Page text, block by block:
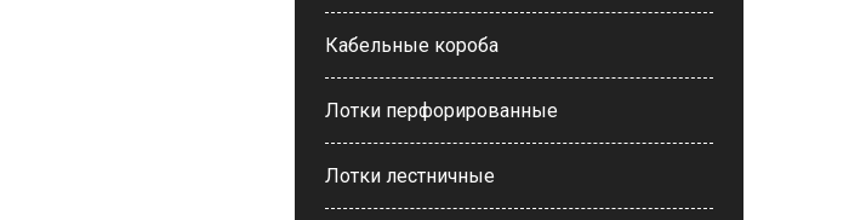
Кабельные короба
Лотки перфорированные
Лотки лестничные